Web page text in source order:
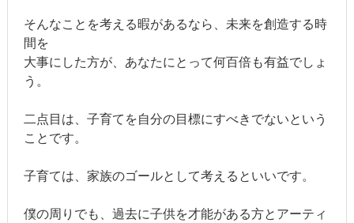
そんなことを考える暇があるなら、未来を創造する時
間を
大事にした方が、あなたにとって何百倍も有益でしょ
う。
二点目は、子育てを自分の目標にすべきでないという
ことです。
子育ては、家族のゴールとして考えるといいです。
僕の周りでも、過去に子供を才能がある方とアーティ